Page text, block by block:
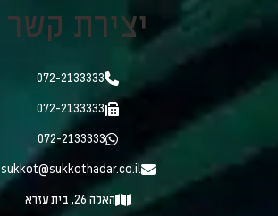
יצירת קשר
072-2133333
072-2133333
072-2133333
sukkot@sukkothadar.co.il
האלה 26, בית עזרא